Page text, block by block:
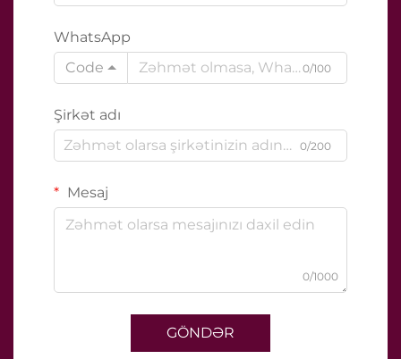
WhatsApp
Code
0/100
Şirkət adı
0/200
Mesaj
0/1000
GÖNDƏR